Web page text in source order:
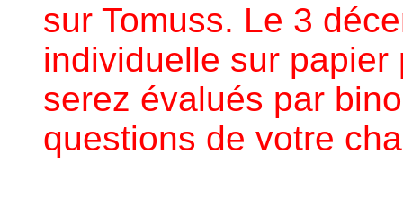
sur Tomuss. Le 3
individuelle sur
serez évalués par
questions de votre